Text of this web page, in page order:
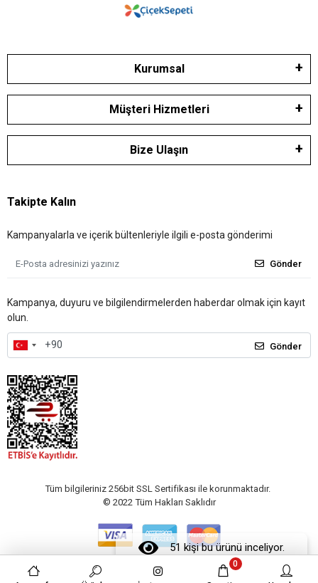
51 kişi bu ürünü inceliyor.
Kurumsal
Müşteri Hizmetleri
Bize Ulaşın
Takipte Kalın
Kampanyalarla ve içerik bültenleriyle ilgili e-posta gönderimi
Gönder
Kampanya, duyuru ve bilgilendirmelerden haberdar olmak için kayıt
olun.
Gönder
Tüm bilgileriniz 256bit SSL Sertifikası ile korunmaktadır.
© 2022 Tüm Hakları Saklıdır
0